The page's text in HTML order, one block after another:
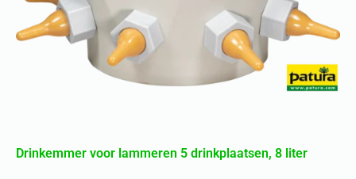
Drinkemmer voor lammeren 5 drinkplaatsen, 8 liter